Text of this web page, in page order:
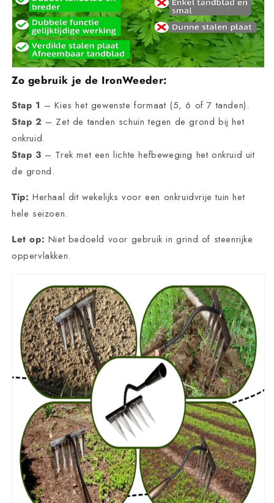
Zo gebruik je de IronWeeder:
Stap 1 – Kies het gewenste formaat (5, 6 of 7 tanden).
Stap 2 – Zet de tanden schuin tegen de grond bij het
onkruid.
Stap 3 – Trek met een lichte hefbeweging het onkruid uit
de grond.
Tip: Herhaal dit wekelijks voor een onkruidvrije tuin het
hele seizoen.
Let op: Niet bedoeld voor gebruik in grind of steenrijke
oppervlakken.